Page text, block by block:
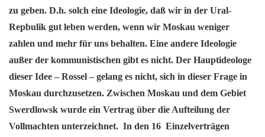
zu geben. D.h. solch eine Ideologie, daß wir in der Ural-
Repbulik gut leben werden, wenn wir Moskau weniger
zahlen und mehr für uns behalten. Eine andere Ideologie
außer der kommunistischen gibt es nicht. Der Hauptideologe
dieser Idee – Rossel – gelang es nicht, sich in dieser Frage in
Moskau durchzusetzen. Zwischen Moskau und dem Gebiet
Swerdlowsk wurde ein Vertrag über die Aufteilung der
Vollmachten unterzeichnet. In den 16 Einzelverträgen